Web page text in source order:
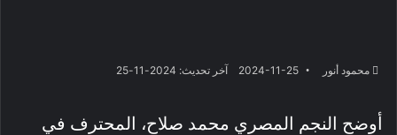
محمود أنور 2024-11-25 آخر تحديث: 2024-11-25
أوضح النجم المصري محمد صلاح، المحترف في